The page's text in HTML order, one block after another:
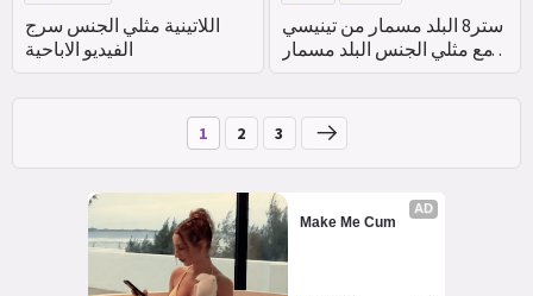
اللاتينية مثلي الجنس سرج
الفيديو الاباحية
ستر8 البلد مسمار من تينيسي
مع مثلي الجنس البلد مسمار
من ولاية ميسوري
1 2 3
AD
Make Me Cum